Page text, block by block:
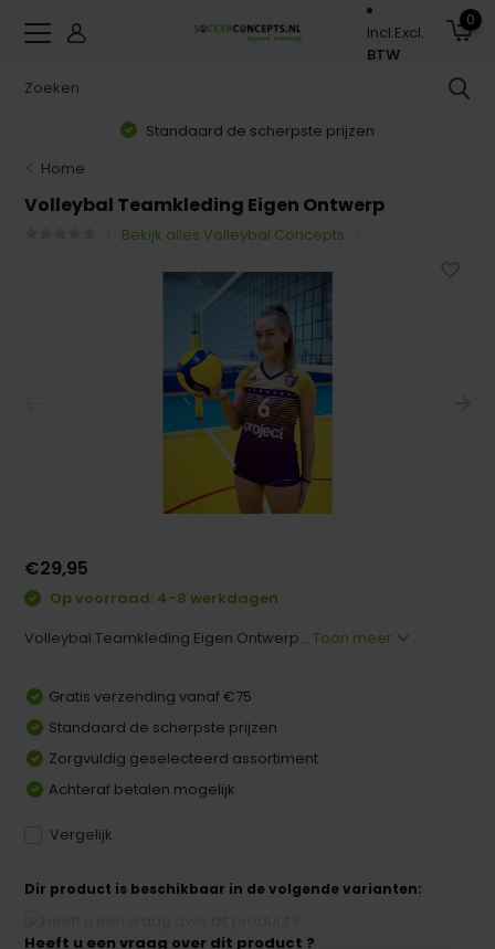
Incl.Excl.
BTW
0
Standaard de scherpste prijzen
Home
Volleybal Teamkleding Eigen Ontwerp
Bekijk alles Volleybal Concepts
€29,95
Op voorraad: 4-8 werkdagen
Volleybal Teamkleding Eigen Ontwerp...Toon meer
Gratis verzending vanaf €75
Standaard de scherpste prijzen
Zorgvuldig geselecteerd assortiment
Achteraf betalen mogelijk
Vergelijk
Dir product is beschikbaar in de volgende varianten:
Heeft u een vraag over dit product ?